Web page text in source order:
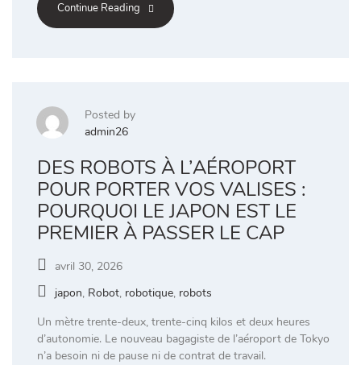
Continue Reading
Posted by
admin26
DES ROBOTS À L’AÉROPORT
POUR PORTER VOS VALISES :
POURQUOI LE JAPON EST LE
PREMIER À PASSER LE CAP
avril 30, 2026
japon, Robot, robotique, robots
Un mètre trente-deux, trente-cinq kilos et deux heures
d’autonomie. Le nouveau bagagiste de l’aéroport de Tokyo
n’a besoin ni de pause ni de contrat de travail.